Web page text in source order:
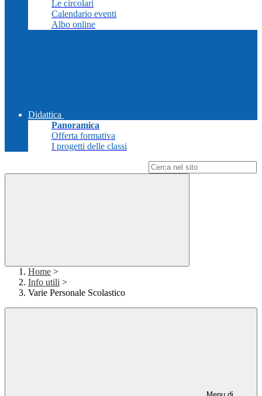
Le circolari
Calendario eventi
Albo online
Didattica
Panoramica
Offerta formativa
I progetti delle classi
Home >
Info utili >
Varie Personale Scolastico